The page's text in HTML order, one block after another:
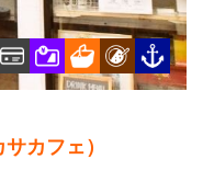
カフェ）